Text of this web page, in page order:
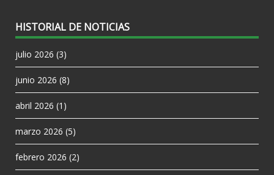
HISTORIAL DE NOTICIAS
julio 2026 (3)
junio 2026 (8)
abril 2026 (1)
marzo 2026 (5)
febrero 2026 (2)